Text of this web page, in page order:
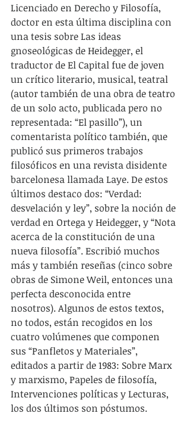
Licenciado en Derecho y Filosofía,
doctor en esta última disciplina con
una tesis sobre Las ideas
gnoseológicas de Heidegger, el
traductor de El Capital fue de joven
un crítico literario, musical, teatral
(autor también de una obra de teatro
de un solo acto, publicada pero no
representada: “El pasillo”), un
comentarista político también, que
publicó sus primeros trabajos
filosóficos en una revista disidente
barcelonesa llamada Laye. De estos
últimos destaco dos: “Verdad:
desvelación y ley”, sobre la noción de
verdad en Ortega y Heidegger, y “Nota
acerca de la constitución de una
nueva filosofía”. Escribió muchos
más y también reseñas (cinco sobre
obras de Simone Weil, entonces una
perfecta desconocida entre
nosotros). Algunos de estos textos,
no todos, están recogidos en los
cuatro volúmenes que componen
sus “Panfletos y Materiales”,
editados a partir de 1983: Sobre Marx
y marxismo, Papeles de filosofía,
Intervenciones políticas y Lecturas,
los dos últimos son póstumos.